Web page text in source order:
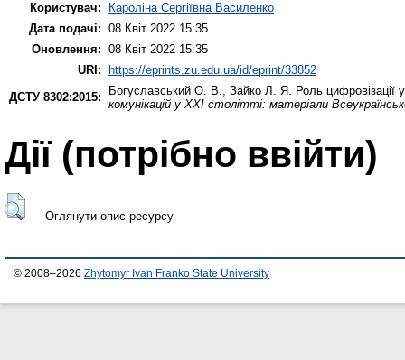
Користувач:
Кароліна Сергіївна Василенко
Дата подачі: 08 Квіт 2022 15:35
Оновлення: 08 Квіт 2022 15:35
URI:
https://eprints.zu.edu.ua/id/eprint/33852
ДСТУ 8302:2015:
Богуславський О. В., Зайко Л. Я. Роль цифровізації
комунікацій у ХХІ столітті: матеріали
Дії ​​(потрібно ввійти)
Оглянути опис ресурсу
© 2008–2026 Zhytomyr Ivan Franko State University